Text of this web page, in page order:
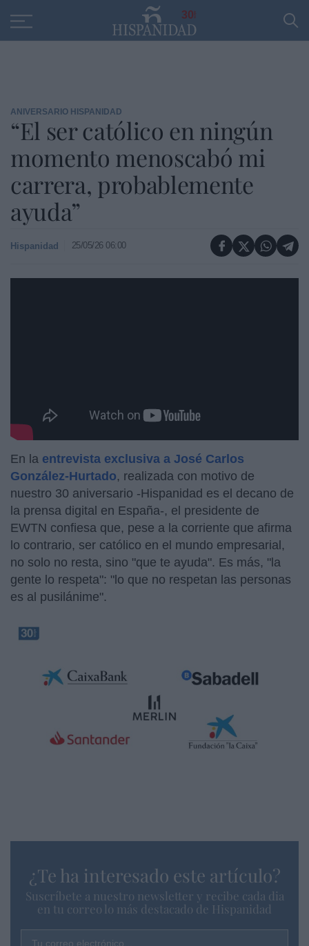
30
ANIVERSARIO HISPANIDAD
“El ser católico en ningún
momento menoscabó mi
carrera, probablemente
ayuda”
Hispanidad 25/05/26 06:00
En la entrevista exclusiva a José Carlos
González-Hurtado, realizada con motivo de
nuestro 30 aniversario -Hispanidad es el decano de
la prensa digital en España-, el presidente de
EWTN confiesa que, pese a la corriente que afirma
lo contrario, ser católico en el mundo empresarial,
no solo no resta, sino "que te ayuda". Es más, "la
gente lo respeta": "lo que no respetan las personas
es al pusilánime".
¿Te ha interesado este artículo?
Suscríbete a nuestro newsletter y recibe cada dia
en tu correo lo más destacado de Hispanidad
Tu correo electrónico...